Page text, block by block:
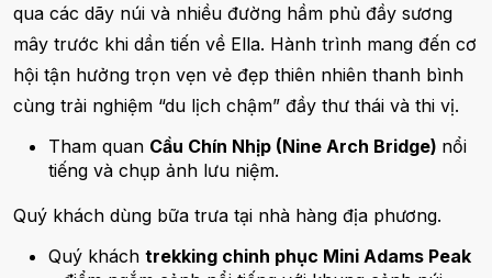
qua các dãy núi và nhiều đường hầm phủ đầy sương
mây trước khi dần tiến về Ella. Hành trình mang đến cơ
hội tận hưởng trọn vẹn vẻ đẹp thiên nhiên thanh bình
cùng trải nghiệm “du lịch chậm” đầy thư thái và thi vị.
Tham quan Cầu Chín Nhịp (Nine Arch Bridge) nổi
tiếng và chụp ảnh lưu niệm.
Quý khách dùng bữa trưa tại nhà hàng địa phương.
Quý khách trekking chinh phục Mini Adams Peak